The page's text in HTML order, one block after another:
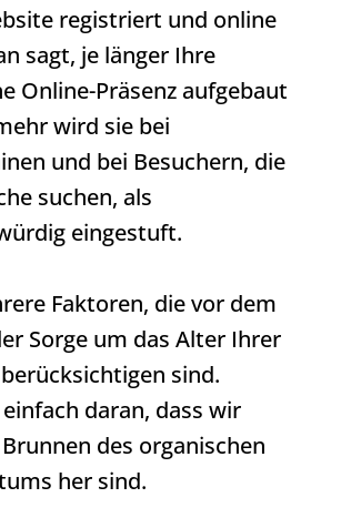
registriert und online
sagt, je länger Ihre
Online-Präsenz aufgebaut
wird sie bei
und bei Besuchern, die
suchen, als
eingestuft.
Faktoren, die vor dem
Sorge um das Alter Ihrer
sind.
daran, dass wir
des organischen
her sind.